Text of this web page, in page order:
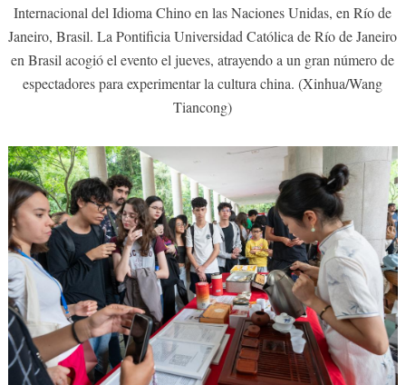
Internacional del Idioma Chino en las Naciones Unidas, en Río de
Janeiro, Brasil. La Pontificia Universidad Católica de Río de Janeiro
en Brasil acogió el evento el jueves, atrayendo a un gran número de
espectadores para experimentar la cultura china. (Xinhua/Wang
Tiancong)